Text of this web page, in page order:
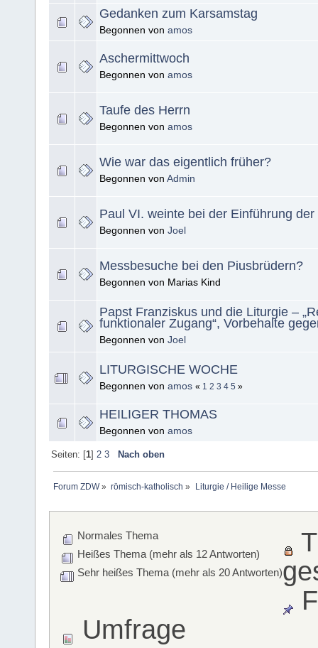
Gedanken zum Karsamstag
Begonnen von amos
Aschermittwoch
Begonnen von amos
Taufe des Herrn
Begonnen von amos
Wie war das eigentlich früher?
Begonnen von Admin
Paul VI. weinte bei der Einführung
Begonnen von Joel
Messbesuche bei den Piusbrüdern?
Begonnen von Marias Kind
Papst Franziskus und die Liturgie –
funktionaler Zugang“, Vorbehalte
Begonnen von Joel
LITURGISCHE WOCHE
Begonnen von amos « 1 2 3 4 5 »
HEILIGER THOMAS
Begonnen von amos
Seiten: [1] 2 3 Nach oben
Forum ZDW» römisch-katholisch » Liturgie / Heilige Messe
Normales Thema
Heißes Thema (mehr als 12 Antworten)
Sehr heißes Thema (mehr als 20 Antworten)
Umfrage